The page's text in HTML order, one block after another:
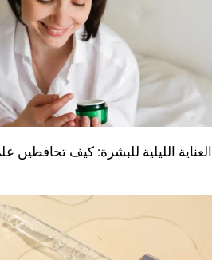
العناية الليلية للبشرة: كيف تحافظين